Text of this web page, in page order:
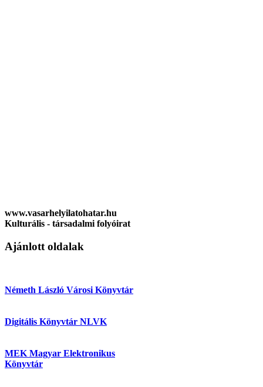
www.vasarhelyilatohatar.hu
Kulturális - társadalmi folyóirat
Ajánlott oldalak
Németh László Városi Könyvtár
Digitális Könyvtár NLVK
MEK Magyar Elektronikus
Könyvtár